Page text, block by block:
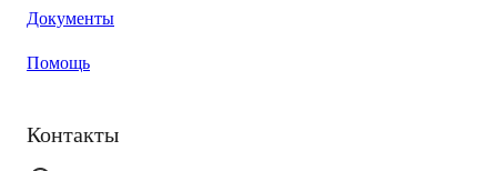
Документы
Помощь
Контакты